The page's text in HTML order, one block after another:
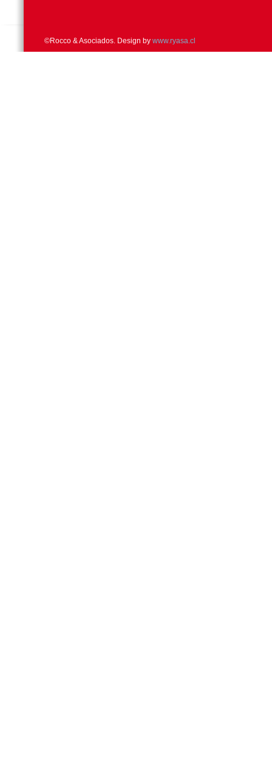
©Rocco & Asociados. Design by www.ryasa.cl